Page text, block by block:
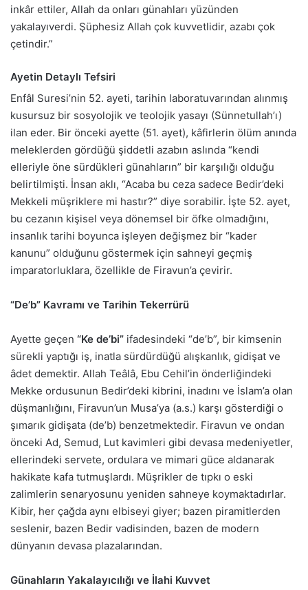
inkâr ettiler, Allah da onları günahları yüzünden
yakalayıverdi. Şüphesiz Allah çok kuvvetlidir, azabı çok
çetindir.”
Ayetin Detaylı Tefsiri
Enfâl Suresi’nin 52. ayeti, tarihin laboratuvarından alınmış
kusursuz bir sosyolojik ve teolojik yasayı (Sünnetullah’ı)
ilan eder. Bir önceki ayette (51. ayet), kâfirlerin ölüm anında
meleklerden gördüğü şiddetli azabın aslında “kendi
elleriyle öne sürdükleri günahların” bir karşılığı olduğu
belirtilmişti. İnsan aklı, “Acaba bu ceza sadece Bedir’deki
Mekkeli müşriklere mi hastır?” diye sorabilir. İşte 52. ayet,
bu cezanın kişisel veya dönemsel bir öfke olmadığını,
insanlık tarihi boyunca işleyen değişmez bir “kader
kanunu” olduğunu göstermek için sahneyi geçmiş
imparatorluklara, özellikle de Firavun’a çevirir.
“De’b” Kavramı ve Tarihin Tekerrürü
Ayette geçen “Ke de’bi” ifadesindeki “de’b”, bir kimsenin
sürekli yaptığı iş, inatla sürdürdüğü alışkanlık, gidişat ve
âdet demektir. Allah Teâlâ, Ebu Cehil’in önderliğindeki
Mekke ordusunun Bedir’deki kibrini, inadını ve İslam’a olan
düşmanlığını, Firavun’un Musa’ya (a.s.) karşı gösterdiği o
şımarık gidişata (de’b) benzetmektedir. Firavun ve ondan
önceki Ad, Semud, Lut kavimleri gibi devasa medeniyetler,
ellerindeki servete, ordulara ve mimari güce aldanarak
hakikate kafa tutmuşlardı. Müşrikler de tıpkı o eski
zalimlerin senaryosunu yeniden sahneye koymaktadırlar.
Kibir, her çağda aynı elbiseyi giyer; bazen piramitlerden
seslenir, bazen Bedir vadisinden, bazen de modern
dünyanın devasa plazalarından.
Günahların Yakalayıcılığı ve İlahi Kuvvet